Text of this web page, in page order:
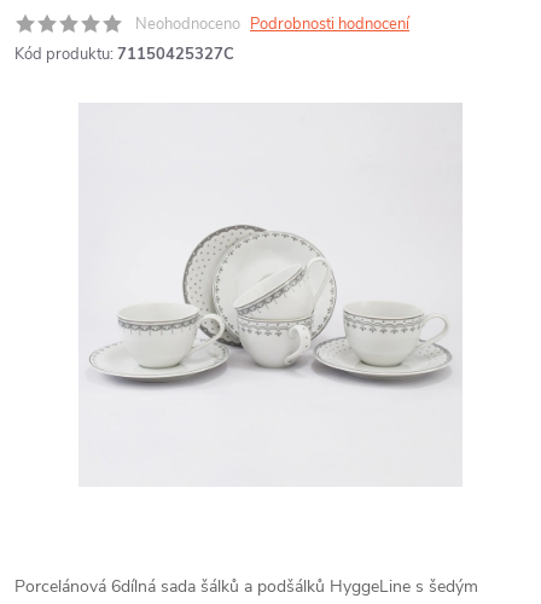
Neohodnoceno Podrobnosti hodnocení
Kód produktu: 71150425327C
Porcelánová 6dílná sada šálků a podšálků HyggeLine s šedým